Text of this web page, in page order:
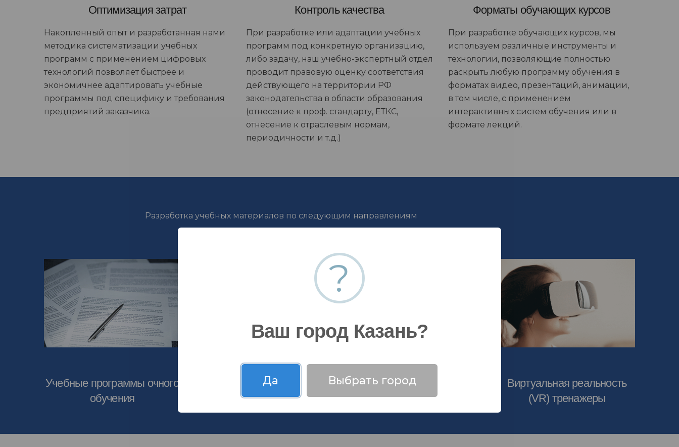
Оптимизация затрат
Накопленный опыт и разработанная нами
методика систематизации учебных
программ с применением цифровых
технологий позволяет быстрее и
экономичнее адаптировать учебные
программы под специфику и требования
предприятий заказчика.
Контроль качества
При разработке или адаптации учебных
программ под конкретную организацию,
либо задачу, наш учебно-экспертный отдел
проводит правовую оценку соответствия
действующего на территории РФ
законодательства в области образования
(отнесение к проф. стандарту, ЕТКС,
отнесение к отраслевым нормам,
периодичности и т.д.)
Форматы обучающих курсов
При разработке обучающих курсов, мы
используем различные инструменты и
технологии, позволяющие полностью
раскрыть любую программу обучения в
форматах видео, презентаций, анимации,
в том числе, с применением
интерактивных систем обучения или в
формате лекций.
Разработка учебных материалов по следующим направлениям
Учебные программы очного
обучения
Интерактивные курсы
дистанционного обучения
Обучающие семинары-
практикум
Виртуальная реальность
(VR) тренажеры
?
Ваш город Казань?
Да Выбрать город